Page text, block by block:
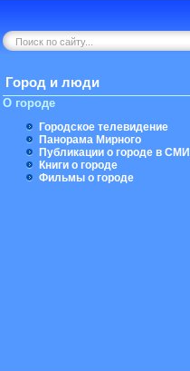
Город и люди
О городе
Городское телевидение
Панорама Мирного
Публикации о городе в СМИ
Книги о городе
Фильмы о городе